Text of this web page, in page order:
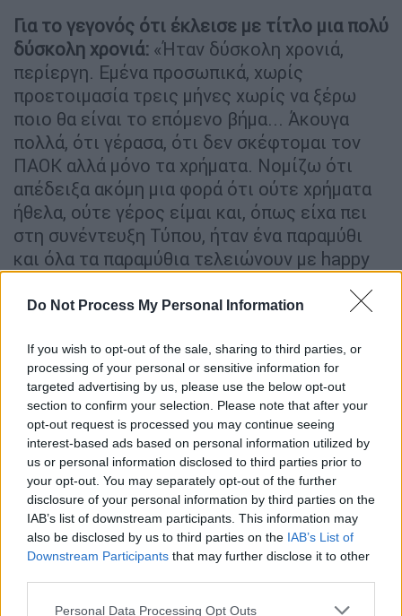
Do Not Process My Personal Information
If you wish to opt-out of the sale, sharing to third parties, or
processing of your personal or sensitive information for
targeted advertising by us, please use the below opt-out
section to confirm your selection. Please note that after your
opt-out request is processed you may continue seeing
interest-based ads based on personal information utilized by
us or personal information disclosed to third parties prior to
your opt-out. You may separately opt-out of the further
disclosure of your personal information by third parties on the
IAB’s list of downstream participants. This information may
also be disclosed by us to third parties on the IAB’s List of
Downstream Participants that may further disclose it to other
Please note that this website/app uses one or more Google
Personal Data Processing Opt Outs
Για το γεγονός ότι έκλεισε με τίτλο μια πολύ
δύσκολη χρονιά: «Ήταν δύσκολη χρονιά,
περίεργη. Εμένα προσωπικά, χωρίς
προετοιμασία τρεις μήνες χωρίς να ξέρω
ποιο θα είναι το επόμενο βήμα... Άκουγα
πολλά, ότι γέρασα, ότι δεν σκέφτομαι τον
ΠΑΟΚ αλλά μόνο τα χρήματα. Νομίζω ότι
απέδειξα ακόμη μια φορά ότι ούτε χρήματα
ήθελα, ούτε γέρος είμαι και, όπως είχα πει
στη συνέντευξη Τύπου, ήταν ένα παραμύθι
και όλα τα παραμύθια τελειώνουν με happy
Για το αν πίστευε, όταν είχε πάει στον ΠΑΟΚ
για πρώτη φορά, ότι θα γινόταν
εμβληματικός αρχηγός για τον
Δικέφαλο:«Από την πρώτη στιγμή που ήρθα
στον ΠΑΟΚ κατάλαβα τι σημαίνει ΠΑΟΚ για
τους φίλαθλους. Δυστυχώς, μέχρι που έφυγα
στη Γερμανία δε μπορέσαμε να κερδίσουμε
κάτι, γιατί είχαμε παίκτες που άξιζαν και
εκείνη την εποχή είχαμε πολλές δύσκολε
στιγμές. Από την πρώτη στιγμή που έφυγα
για τη Γερμανία, είχα υποσχεθεί ότι θα